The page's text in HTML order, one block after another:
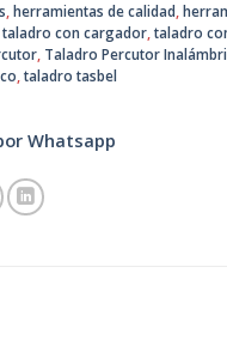
,herramientas de calidad,
taladro con cargador,taladro
, Taladro Percutor
,taladro tasbel
Whatsapp